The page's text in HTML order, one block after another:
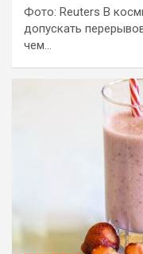
Фото: Reuters В
допускать
чем…